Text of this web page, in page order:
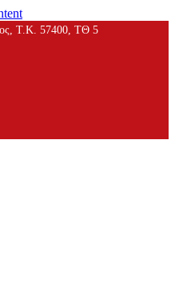
Τ.Κ. 57400, ΤΘ 5